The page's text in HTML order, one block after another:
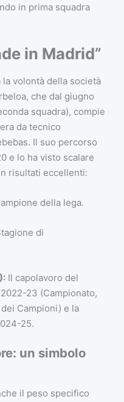
in prima squadra
in Madrid”
la volontà della società
che dal giugno
squadra), compie
da tecnico
Il suo percorso
e lo ha visto scalare
risultati eccellenti:
della lega.
di
Il capolavoro del
23 (Campionato,
Campioni) e la
25.
un simbolo
il peso specifico